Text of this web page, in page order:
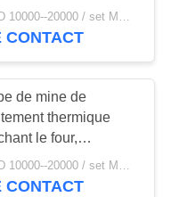
le traitement
USD 10000--20000 / set MOQ:1 jeu
CONTACT
de mine de
thermique
le four,
éteignant le
USD 10000--20000 / set MOQ:1 jeu
CONTACT